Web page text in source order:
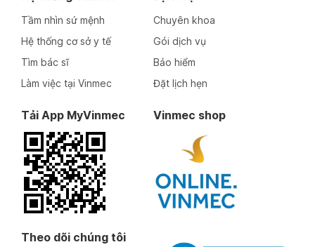
Tầm nhìn sứ mệnh
Hệ thống cơ sở y tế
Tìm bác sĩ
Làm việc tại Vinmec
Chuyên khoa
Gói dịch vụ
Bảo hiểm
Đặt lịch hẹn
Tải App MyVinmec Vinmec shop
Theo dõi chúng tôi